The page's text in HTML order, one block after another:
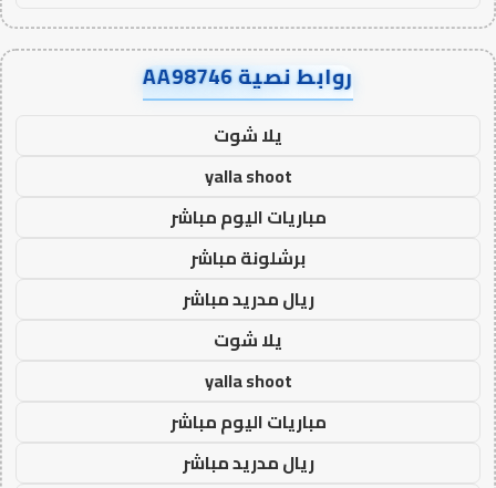
روابط نصية AA98746
يلا شوت
yalla shoot
مباريات اليوم مباشر
برشلونة مباشر
ريال مدريد مباشر
يلا شوت
yalla shoot
مباريات اليوم مباشر
ريال مدريد مباشر